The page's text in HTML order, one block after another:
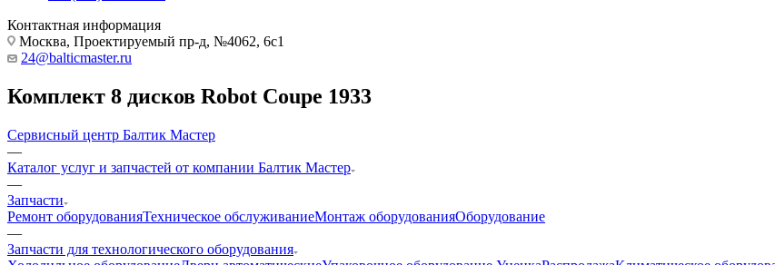
Контактная информация
Москва, Проектируемый пр-д, №4062, 6с1
24@balticmaster.ru
Комплект 8 дисков Robot Coupe 1933
Сервисный центр Балтик Мастер
—
Каталог услуг и запчастей от компании Балтик Мастер
—
Запчасти
Ремонт оборудованияТехническое обслуживаниеМонтаж оборудованияОборудование
—
Запчасти для технологического оборудования